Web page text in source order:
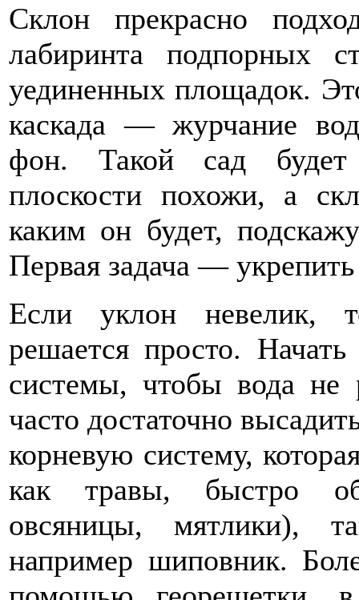
Склон прекрасно
лабиринта подпорных
уединенных площадок.
каскада — журчание
фон. Такой сад будет
плоскости похожи, а
каким он будет,
Первая задача —
Если уклон невелик,
решается просто.
системы, чтобы вода не
часто достаточно
корневую систему,
как травы, быстро
овсяницы, мятлики),
например шиповник.